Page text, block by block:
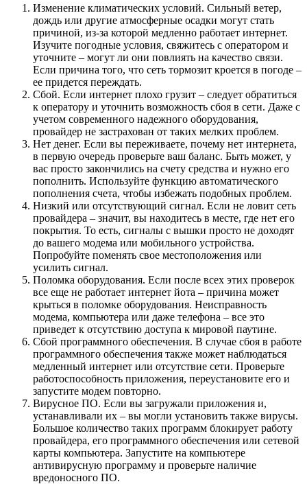
Изменение климатических условий. Сильный ветер,
дождь или другие атмосферные осадки могут стать
причиной, из-за которой медленно работает интернет.
Изучите погодные условия, свяжитесь с оператором и
уточните – могут ли они повлиять на качество связи.
Если причина того, что сеть тормозит кроется в погоде –
ее придется переждать.
Сбой. Если интернет плохо грузит – следует обратиться
к оператору и уточнить возможность сбоя в сети. Даже с
учетом современного надежного оборудования,
провайдер не застрахован от таких мелких проблем.
Нет денег. Если вы переживаете, почему нет интернета,
в первую очередь проверьте ваш баланс. Быть может, у
вас просто закончились на счету средства и нужно его
пополнить. Используйте функцию автоматического
пополнения счета, чтобы избежать подобных проблем.
Низкий или отсутствующий сигнал. Если не ловит сеть
провайдера – значит, вы находитесь в месте, где нет его
покрытия. То есть, сигналы с вышки просто не доходят
до вашего модема или мобильного устройства.
Попробуйте поменять свое местоположения или
усилить сигнал.
Поломка оборудования. Если после всех этих проверок
все еще не работает интернет йота – причина может
крыться в поломке оборудования. Неисправность
модема, компьютера или даже телефона – все это
приведет к отсутствию доступа к мировой паутине.
Сбой программного обеспечения. В случае сбоя в работе
программного обеспечения также может наблюдаться
медленный интернет или отсутствие сети. Проверьте
работоспособность приложения, переустановите его и
запустите модем повторно.
Вирусное ПО. Если вы загружали приложения и,
устанавливали их – вы могли установить также вирусы.
Большое количество таких программ блокирует работу
провайдера, его программного обеспечения или сетевой
карты компьютера. Запустите на компьютере
антивирусную программу и проверьте наличие
вредоносного ПО.